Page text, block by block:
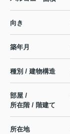
向き
築年月
種別 / 建物構造
部屋 /
所在階 / 階建て
所在地